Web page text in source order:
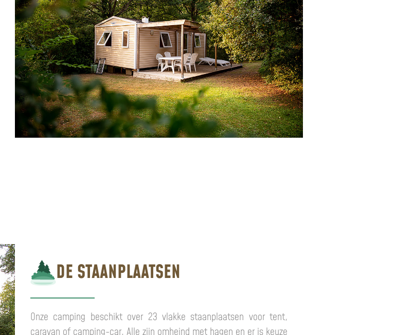
DE STAANPLAATSEN
Onze camping beschikt over 23 vlakke staanplaatsen voor tent,
caravan of camping-car. Alle zijn omheind met hagen en er is keuze